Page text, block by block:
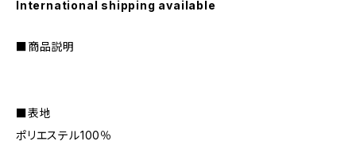
International shipping available
■商品説明
■表地
ポリエステル100％